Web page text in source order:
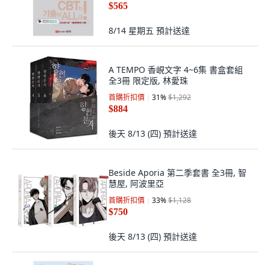
$565
8/14 星期五 預計送達
A TEMPO 香峴文字 4~6集 書盒套組
全3冊 限定版, 林愛珠
首購折扣價 31%$1,292
$884
後天 8/13 (四) 預計送達
Beside Aporia 第二季套書 全3冊, 智
慧屋, 阿波里亞
首購折扣價 33%$1,128
$750
後天 8/13 (四) 預計送達